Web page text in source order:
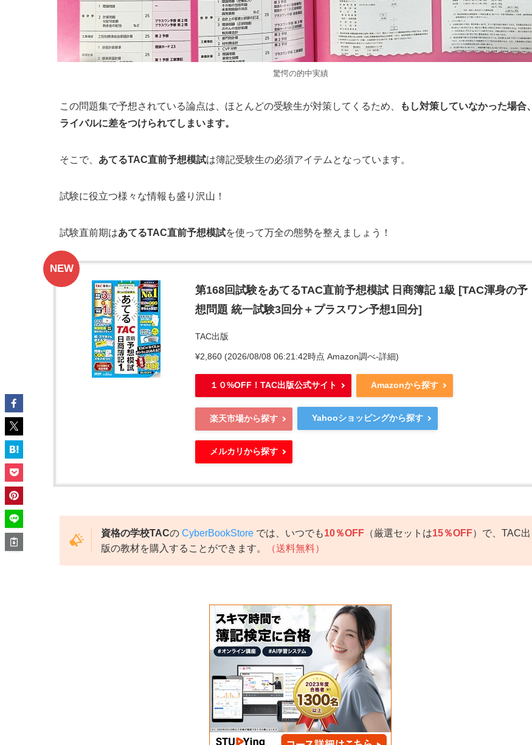
驚愕の的中実績
この問題集で予想されている論点は、ほとんどの受験生が対策してくるため、
もし対策していなかった場合、
ライバルに差をつけられてしまいます。
そこで、 あてるTAC直前予想模試は簿記受験生の必須アイテムとなっています。
試験に役立つ様々な情報も盛り沢山！
試験直前期はあてるTAC直前予想模試を使って万全の態勢を整えましょう！
第168回試験をあてるTAC直前予想模試 日商簿記 1級 [TAC渾身の予
想問題 統一試験3回分＋プラスワン予想1回分]
TAC出版
¥2,860 (2026/08/08 06:21:42時点 Amazon調べ-詳細)
１０%OFF！TAC出版公式サイト Amazonから探す
楽天市場から探す Yahooショッピングから探す
メルカリから探す
NEW
資格の学校TACの CyberBookStore では、いつでも10％OFF （厳選セットは15％OFF）で、TAC出
版の教材を購入することができます。
（送料無料）